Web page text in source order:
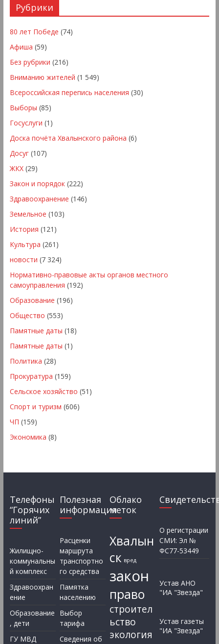
Рубрики
80 лет Победе (74)
Афиша (59)
Без рубрики (216)
Вниманию жителей (1 549)
Всероссийская перепись населения (30)
Выборы (85)
Госуслуги (1)
Доска почёта Хвалынского района (6)
Досуг(107)
ЖКХ(29)
Закон и порядок(222)
Здравоохранение (146)
Земельное (103)
История (121)
Культура (261)
новости (7 324)
Нормативно-правовые акты органов местного
самоуправления (192)
Образование (196)
Общество (553)
Памятные даты (18)
Памятные даты (1)
Политика (28)
Прокуратура (159)
Сельское хозяйство (51)
Спорт и туризм (606)
ЧП (159)
Экономика (8)
Телефоны
“Горячих
линий”
Жилищно-
коммунальны
й комплекс
Здравоохран
ение
Образование
, дети
ГУ МВД
Полезная
информация
Расценки
маршрута
транспортно
го средства
Памятка
населению
Выбор
тарифа
Сведения об
Облако
меток
Хвалын
ск вред
закон
право
строител
ьство
экология
О регистрации
СМИ: Эл №
ФС77-53449
Устав АНО
"ИА "Звезда"
Устав газеты
"ИА "Звезда"